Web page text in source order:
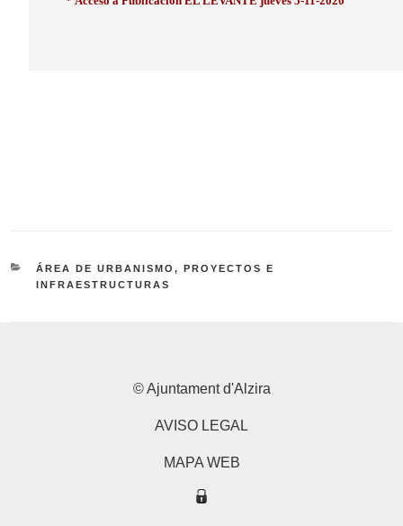
CATEGORÍAS
ÁREA DE URBANISMO, PROYECTOS E
INFRAESTRUCTURAS
© Ajuntament d'Alzira
AVISO LEGAL
MAPA WEB